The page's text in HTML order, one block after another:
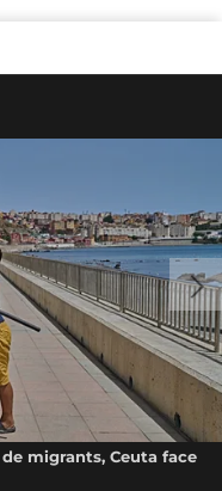
migrants, Ceuta face